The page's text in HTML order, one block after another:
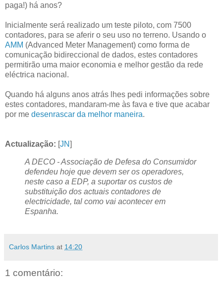
paga!) há anos?
Inicialmente será realizado um teste piloto, com 7500
contadores, para se aferir o seu uso no terreno. Usando o
AMM (Advanced Meter Management) como forma de
comunicação bidireccional de dados, estes contadores
permitirão uma maior economia e melhor gestão da rede
eléctrica nacional.
Quando há alguns anos atrás lhes pedi informações sobre
estes contadores, mandaram-me às fava e tive que acabar
por me desenrascar da melhor maneira.
Actualização: [JN]
A DECO - Associação de Defesa do Consumidor
defendeu hoje que devem ser os operadores,
neste caso a EDP, a suportar os custos de
substituição dos actuais contadores de
electricidade, tal como vai acontecer em
Espanha.
Carlos Martins at 14:20
1 comentário: